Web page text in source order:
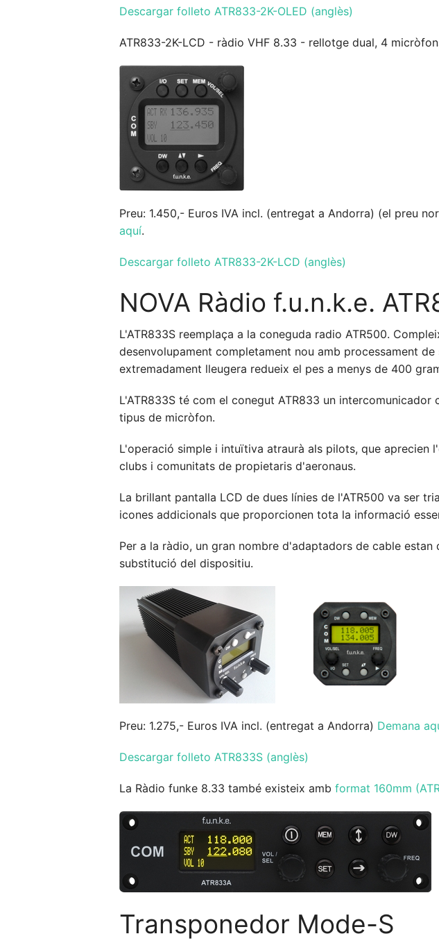
Descargar folleto ATR833-2K-OLED (anglès)
ATR833-2K-LCD - ràdio VHF 8.33 - rellotge dual, 4
Preu: 1.450,- Euros IVA incl. (entregat a Andorra) (el preu
aquí.
Descargar folleto ATR833-2K-LCD (anglès)
NOVA Ràdio f.u.n.k.e.
L'ATR833S reemplaça a la coneguda radio ATR500.
desenvolupament completament nou amb processament
extremadament lleugera redueix el pes a menys de 400
L'ATR833S té com el conegut ATR833 un
tipus de micròfon.
L'operació simple i intuïtiva atraurà als pilots, que
clubs i comunitats de propietaris d'aeronaus.
La brillant pantalla LCD de dues línies de l'ATR500 va ser
icones addicionals que proporcionen tota la informació
Per a la ràdio, un gran nombre d'adaptadors de cable
substitució del dispositiu.
Preu: 1.275,- Euros IVA incl. (entregat a Andorra) Demana
Descargar folleto ATR833S (anglès)
La Ràdio funke 8.33 també existeix amb format 160mm
Transponedor Mode-S